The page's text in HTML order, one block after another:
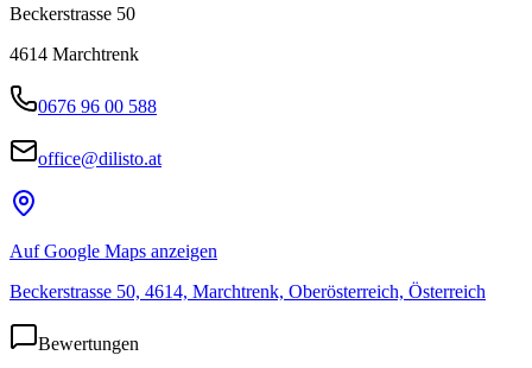
Beckerstrasse 50
4614 Marchtrenk
0676 96 00 588
office@dilisto.at
Auf Google Maps anzeigen
Beckerstrasse 50, 4614, Marchtrenk, Oberösterreich, Österreich
Bewertungen